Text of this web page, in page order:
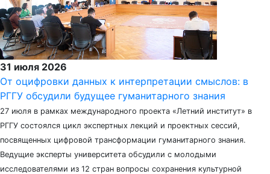
31 июля 2026
От оцифровки данных к интерпретации смыслов: в
РГГУ обсудили будущее гуманитарного знания
27 июля в рамках международного проекта «Летний институт» в
РГГУ состоялся цикл экспертных лекций и проектных сессий,
посвященных цифровой трансформации гуманитарного знания.
Ведущие эксперты университета обсудили с молодыми
исследователями из 12 стран вопросы сохранения культурной